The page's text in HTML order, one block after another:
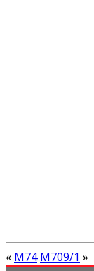
« М74 М709/1 »